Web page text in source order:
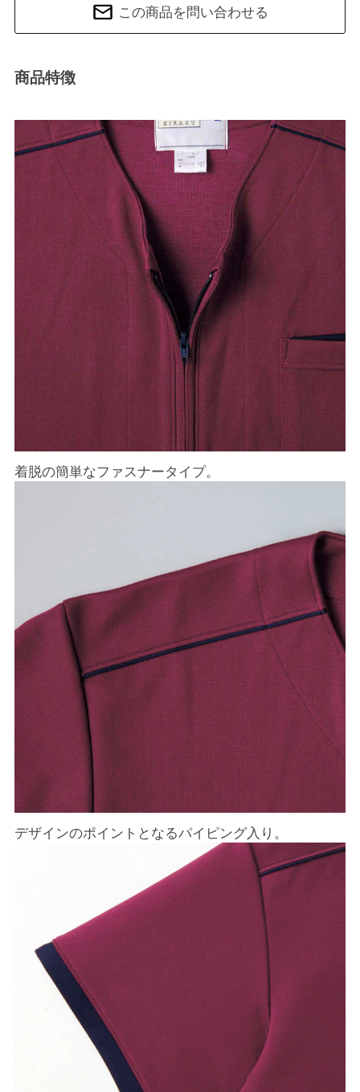
この商品を問い合わせる
商品特徴
着脱の簡単なファスナータイプ。
デザインのポイントとなるパイピング入り。